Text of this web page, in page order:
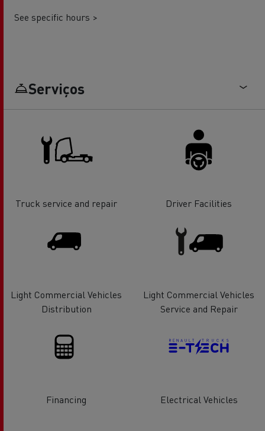
See specific hours >
Serviços
Truck service and repair Driver Facilities
Light Commercial Vehicles
Distribution
Light Commercial Vehicles
Service and Repair
Financing Electrical Vehicles